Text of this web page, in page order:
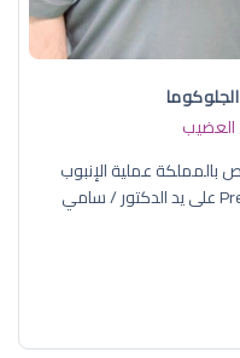
عملية الإنبوب
المجهري "بريسرفلو" Preserflo Microshunt على يد الدكتور / سامي